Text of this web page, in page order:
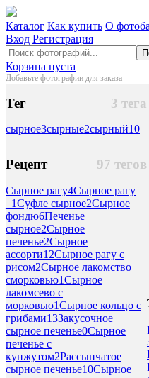
Каталог Как купить О
Вход Регистрация
Корзина пуста
Добавьте фотографии для заказа
3 тега
Тег
сырное3сырные2сырный10
97 тегов
Рецепт
Сырное рагу4Сырное рагу
1Суфле сырное2Сырное
фондю6Печенье
сырное2Сырное
печенье2Сырное
ассорти12Сырное рагу с
рисом2Сырное лакомство
сморковью1Сырное
лакомсево с
морковью1Сырное кольцо с
грибами13Закусочное
сырное печенье0Сырное
печенье с
кунжутом2Рассыпчатое
сырное печенье10Сырное